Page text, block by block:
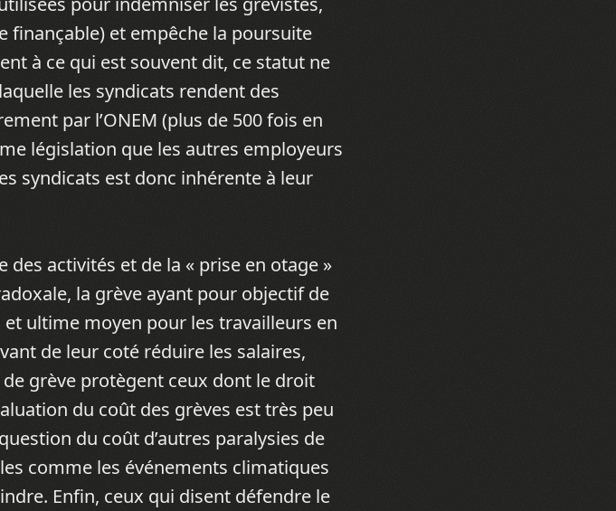
finançable) et empêche la poursuite
à ce qui est souvent dit, ce statut ne
les syndicats rendent des
par l’ONEM (plus de 500 fois en
législation que les autres employeurs
syndicats est donc inhérente à leur
activités et de la « prise en otage »
la grève ayant pour objectif de
ultime moyen pour les travailleurs en
de leur coté réduire les salaires,
grève protègent ceux dont le droit
du coût des grèves est très peu
du coût d’autres paralysies de
comme les événements climatiques
Enfin, ceux qui disent défendre le